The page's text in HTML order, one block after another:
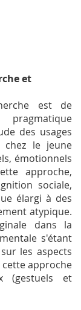
et
est de
des usages
le jeune
émotionnels
approche,
sociale,
élargi à des
atypique.
dans la
s'étant
les aspects
approche
(gestuels et